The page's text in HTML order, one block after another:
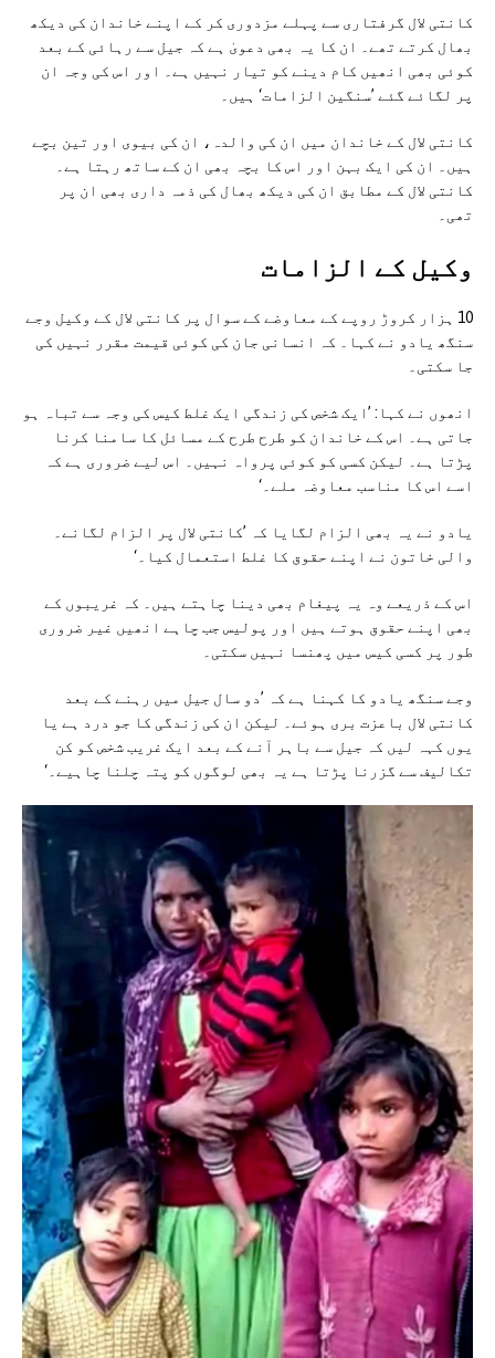
کانتی لال گرفتاری سے پہلے مزدوری کر کے اپنے خاندان کی دیکھ
بھال کرتے تھے۔ ان کا یہ بھی دعویٰ ہے کہ جیل سے رہائی کے بعد
کوئی بھی انھیں کام دینے کو تیار نہیں ہے۔ اور اس کی وجہ ان
پر لگائے گئے ’سنگین الزامات‘ ہیں۔
کانتی لال کے خاندان میں ان کی والدہ، ان کی بیوی اور تین بچے
ہیں۔ ان کی ایک بہن اور اس کا بچہ بھی ان کے ساتھ رہتا ہے۔
کانتی لال کے مطابق ان کی دیکھ بھال کی ذمہ داری بھی ان پر
تھی۔
وکیل کے الزامات
10 ہزار کروڑ روپے کے معاوضے کے سوال پر کانتی لال کے وکیل وجے
سنگھ یادو نے کہا۔ کہ انسانی جان کی کوئی قیمت مقرر نہیں کی
جا سکتی۔
انھوں نے کہا: ’ایک شخص کی زندگی ایک غلط کیس کی وجہ سے تباہ ہو
جاتی ہے۔ اس کے خاندان کو طرح طرح کے مسائل کا سامنا کرنا
پڑتا ہے۔ لیکن کسی کو کوئی پرواہ نہیں۔ اس لیے ضروری ہے کہ
اسے اس کا مناسب معاوضہ ملے۔‘
یادو نے یہ بھی الزام لگایا کہ ’کانتی لال پر الزام لگانے۔
والی خاتون نے اپنے حقوق کا غلط استعمال کیا۔‘
اس کے ذریعے وہ یہ پیغام بھی دینا چاہتے ہیں۔ کہ غریبوں کے
بھی اپنے حقوق ہوتے ہیں اور پولیس جب چاہے انھیں غیر ضروری
طور پر کسی کیس میں پھنسا نہیں سکتی۔
وجے سنگھ یادو کا کہنا ہے کہ ’دو سال جیل میں رہنے کے بعد
کانتی لال باعزت بری ہوئے۔ لیکن ان کی زندگی کا جو درد ہے یا
یوں کہہ لیں کہ جیل سے باہر آنے کے بعد ایک غریب شخص کو کن
تکالیف سے گزرنا پڑتا ہے یہ بھی لوگوں کو پتہ چلنا چاہیے۔‘